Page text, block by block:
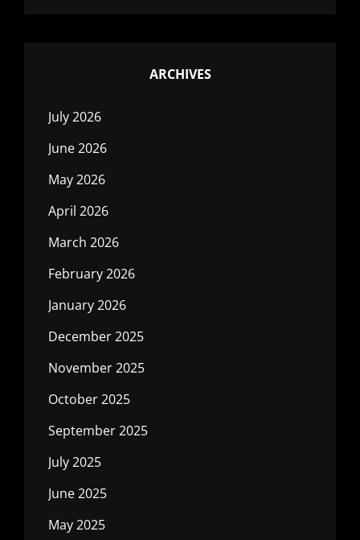
ARCHIVES
July 2026
June 2026
May 2026
April 2026
March 2026
February 2026
January 2026
December 2025
November 2025
October 2025
September 2025
July 2025
June 2025
May 2025